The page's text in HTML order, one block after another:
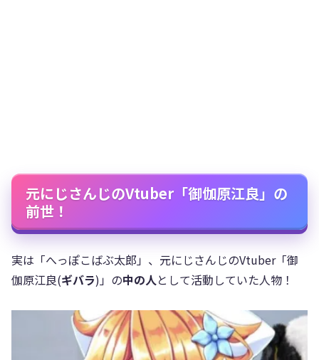
元にじさんじのVtuber「御伽原江良」の
前世！
実は「へっぽこばぶ太郎」、元にじさんじのVtuber「御
伽原江良(ギバラ)」の中の人として活動していた人物！